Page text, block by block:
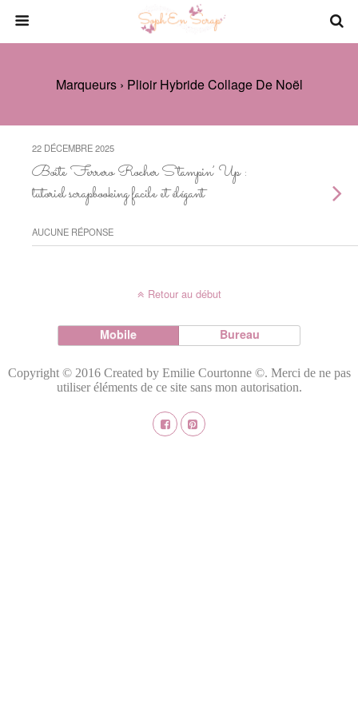
Marqueurs › Plioir Hybride Collage De Noël
22 DÉCEMBRE 2025
Boîte Ferrero Rocher Stampin’ Up :
tutoriel scrapbooking facile et élégant
AUCUNE RÉPONSE
Retour au début
Mobile Bureau
Copyright © 2016 Created by Emilie Courtonne ©. Merci de ne pas
utiliser éléments de ce site sans mon autorisation.